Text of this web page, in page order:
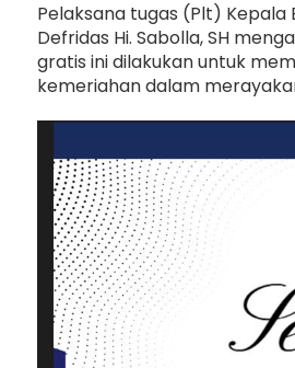
r
a
h
P
u
t
h
Pelaksana tugas (Plt) Kepala
Defridas Hi. Sabolla, SH
gratis ini dilakukan untuk
kemeriahan dalam